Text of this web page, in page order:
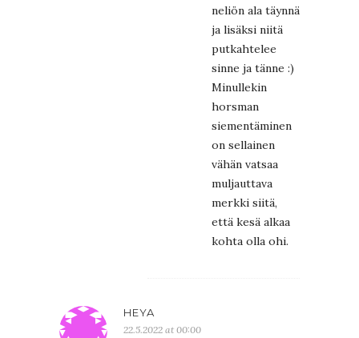
neliön ala täynnä
ja lisäksi niitä
putkahtelee
sinne ja tänne :)
Minullekin
horsman
siementäminen
on sellainen
vähän vatsaa
muljauttava
merkki siitä,
että kesä alkaa
kohta olla ohi.
HEYA
22.5.2022 at 00:00